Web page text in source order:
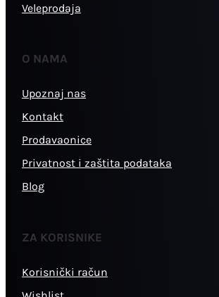
Veleprodaja
O NAMA
Upoznaj nas
Kontakt
Prodavaonice
Privatnost i zaštita podataka
Blog
ZA KORISNIKE
Korisnički račun